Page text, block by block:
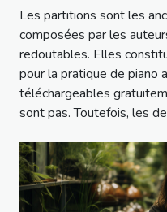
Les partitions sont les
composées par les
redoutables. Elles
pour la pratique de piano
téléchargeables
sont pas. Toutefois, les